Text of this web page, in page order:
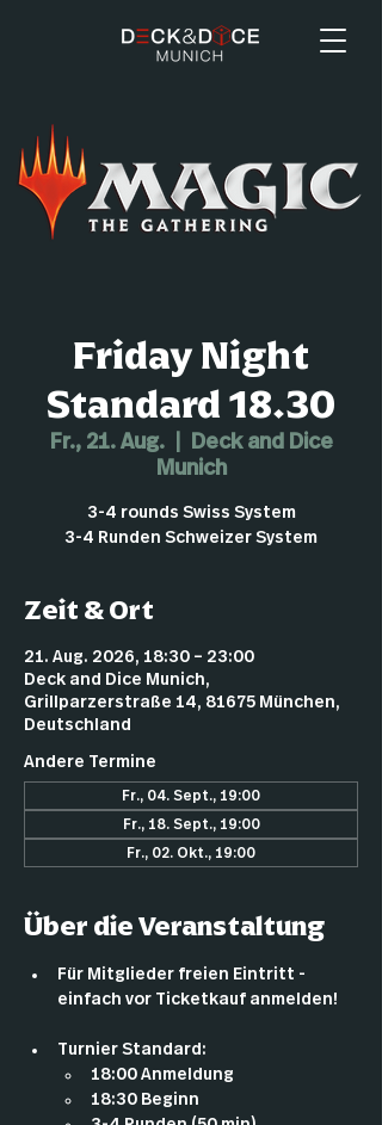
Friday Night
Standard 18.30
Fr., 21. Aug.
  |
Deck and Dice
Munich
3-4 rounds Swiss System
3-4 Runden Schweizer System
Zeit & Ort
21. Aug. 2026, 18:30 – 23:00
Deck and Dice Munich,
Grillparzerstraße 14, 81675 München,
Deutschland
Andere Termine
Fr., 04. Sept., 19:00
Fr., 18. Sept., 19:00
Fr., 02. Okt., 19:00
Über die Veranstaltung
Für Mitglieder freien Eintritt -
einfach vor Ticketkauf anmelden!
Turnier Standard:
18:00 Anmeldung
18:30 Beginn